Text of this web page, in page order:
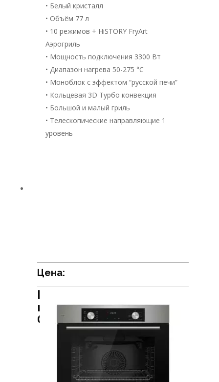
• Белый кристалл
• Объём 77 л
• 10 режимов + HiSTORY FryArt
Аэрогриль
• Мощность подключения 3300 Вт
• Диапазон нагрева 50-275 °С
• Моноблок с эффектом “русской печи”
• Кольцевая 3D Турбо конвекция
• Большой и малый гриль
• Телескопические направляющие 1
уровень
Цена:
Встраиваемый духовой
шкаф HiSTORY
OE7710B.FIX